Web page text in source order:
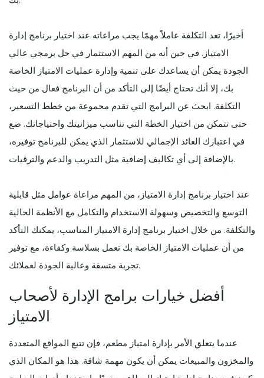
أخيرًا، تعد التكلفة عاملاً مهمًا يجب مراعاته عند اختيار برنامج إدارة
الامتياز. في حين أنه من المهم الاستثمار في حل برمجي عالي
الجودة يمكن أن يساعدك على تنمية وإدارة عمليات الامتياز الخاصة
بك، إلا أنك تحتاج أيضًا إلى التأكد من أن البرنامج فعال من حيث
التكلفة. ابحث عن البرامج التي تقدم مجموعة من خطط التسعير،
حتى تتمكن من اختيار الخطة التي تناسب ميزانيتك واحتياجاتك. ضع
في اعتبارك العائد الإجمالي للاستثمار الذي يمكن للبرنامج توفيره،
بالإضافة إلى أي تكاليف إضافية مثل التدريب والدعم والترقيات.
عند اختيار برنامج إدارة الامتياز، من المهم مراعاة عوامل مثل قابلية
التوسع والتخصيص وسهولة الاستخدام والتكامل مع الأنظمة الحالية
والتكلفة. من خلال اختيار برنامج إدارة الامتياز المناسب، يمكنك التأكد
من أن عمليات الامتياز الخاصة بك تعمل بسلاسة وكفاءة، مع توفير
تجربة متسقة وعالية الجودة لعملائك.
أفضل خيارات برامج الإدارة لأصحاب
الامتياز
عندما يتعلق الأمر بإدارة امتياز مطعم، فإن تتبع المواقع المتعددة
والمخزون والمبيعات يمكن أن يكون مهمة شاقة. هذا هو المكان الذي